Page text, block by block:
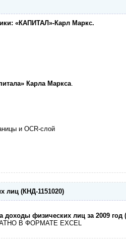
«КАПИТАЛ»-Карл Маркс.
Карла Маркса
и OCR-слой
лиц (КНД-1151020)
физических лиц за 2009 год
В ФОРМАТЕ EXCEL